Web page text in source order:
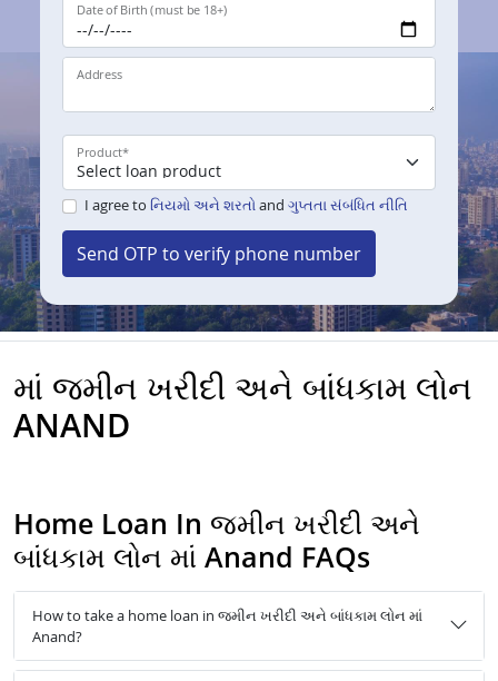
Date of Birth (must be 18+)
Address
Product*
I agree to નિયમો અને શરતોand ગુપ્તતા સંબંધિત નીતિ
Send OTP to verify phone number
માં જમીન ખરીદી અને બાંધકામ લોન
ANAND
Home Loan In જમીન ખરીદી અને
બાંધકામ લોન માં Anand FAQs
How to take a home loan in જમીન ખરીદી અને બાંધકામ લોન માં
Anand?